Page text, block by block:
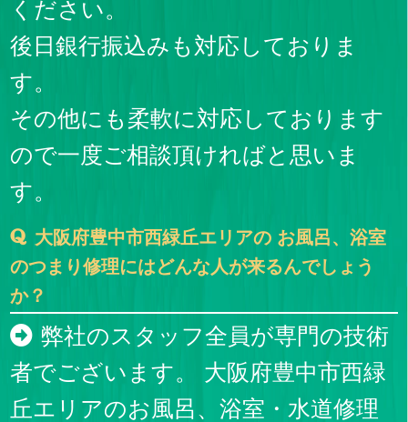
ください。
後日銀行振込みも対応しておりま
す。
その他にも柔軟に対応しております
ので一度ご相談頂ければと思いま
す。
大阪府豊中市西緑丘エリアの お風呂、浴室
のつまり修理にはどんな人が来るんでしょう
か？
弊社のスタッフ全員が専門の技術
者でございます。 大阪府豊中市西緑
丘エリアのお風呂、浴室・水道修理